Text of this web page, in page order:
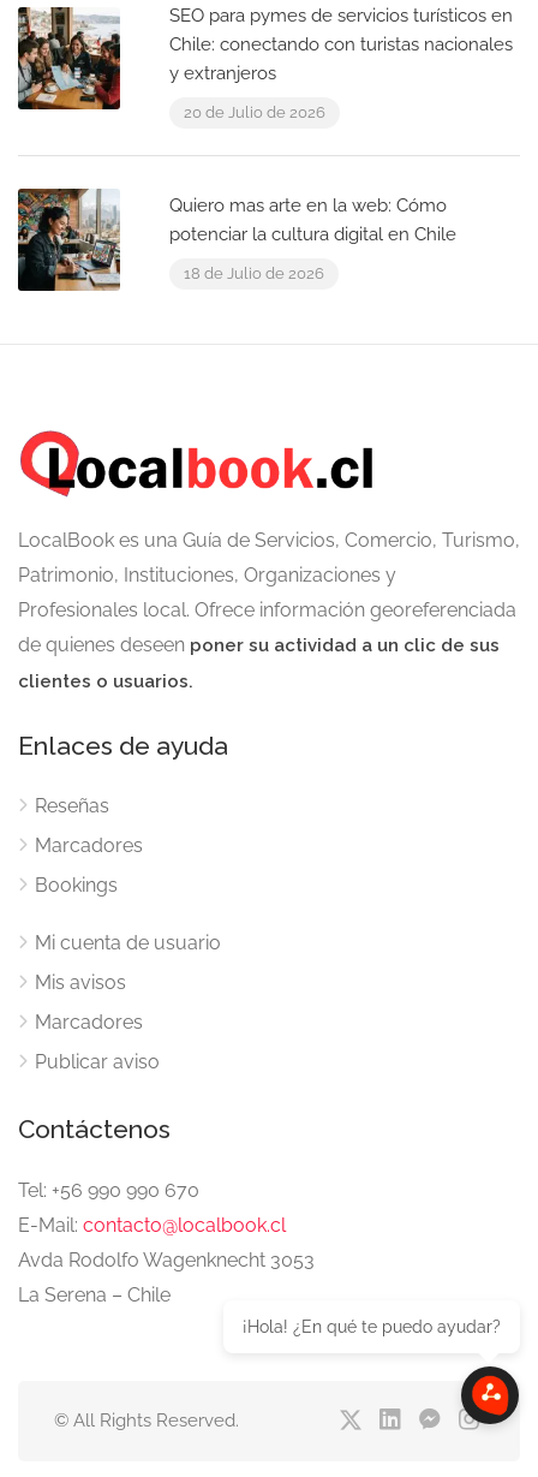
SEO para pymes de servicios turísticos en
Chile: conectando con turistas nacionales
y extranjeros
20 de Julio de 2026
Quiero mas arte en la web: Cómo
potenciar la cultura digital en Chile
18 de Julio de 2026
LocalBook es una Guía de Servicios, Comercio, Turismo,
Patrimonio, Instituciones, Organizaciones y
Profesionales local. Ofrece información georeferenciada
de quienes deseen poner su actividad a un clic de sus
clientes o usuarios.
Enlaces de ayuda
Reseñas
Marcadores
Bookings
Mi cuenta de usuario
Mis avisos
Marcadores
Publicar aviso
Contáctenos
Tel: +56 990 990 670
E-Mail: contacto@localbook.cl
Avda Rodolfo Wagenknecht 3053
La Serena – Chile
© All Rights Reserved.
¡Hola! ¿En qué te puedo ayudar?